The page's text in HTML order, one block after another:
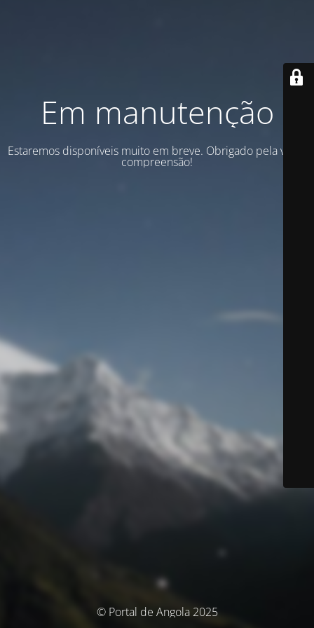
Em manutenção
Estaremos disponíveis muito em breve. Obrigado pela vossa
compreensão!
© Portal de Angola 2025